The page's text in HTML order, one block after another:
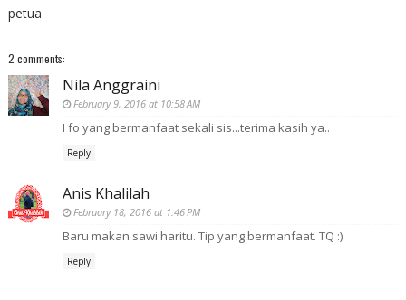
petua
2 comments:
Nila Anggraini
February 9, 2016 at 10:58 AM
I fo yang bermanfaat sekali sis...terima kasih ya..
Reply
Anis Khalilah
February 18, 2016 at 1:46 PM
Baru makan sawi haritu. Tip yang bermanfaat. TQ :)
Reply